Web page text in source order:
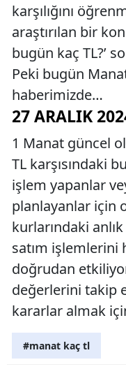
karşılığını
araştırılan bir
bugün kaç TL?’
Peki bugün
haberimizde…
27 ARALIK
1 Manat güncel
TL karşısındaki
işlem yapanlar
planlayanlar için
kurlarındaki
satım işlemlerini
doğrudan
değerlerini takip
kararlar almak
#manat kaç tl